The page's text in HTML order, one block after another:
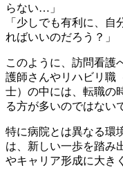
らない…」
「少しでも有利に、
ればいいのだろう？」
このように、訪問看護
護師さんやリハビリ職
士）の中には、転職の
る方が多いのではない
特に病院とは異なる環
は、新しい一歩を踏み
やキャリア形成に大き